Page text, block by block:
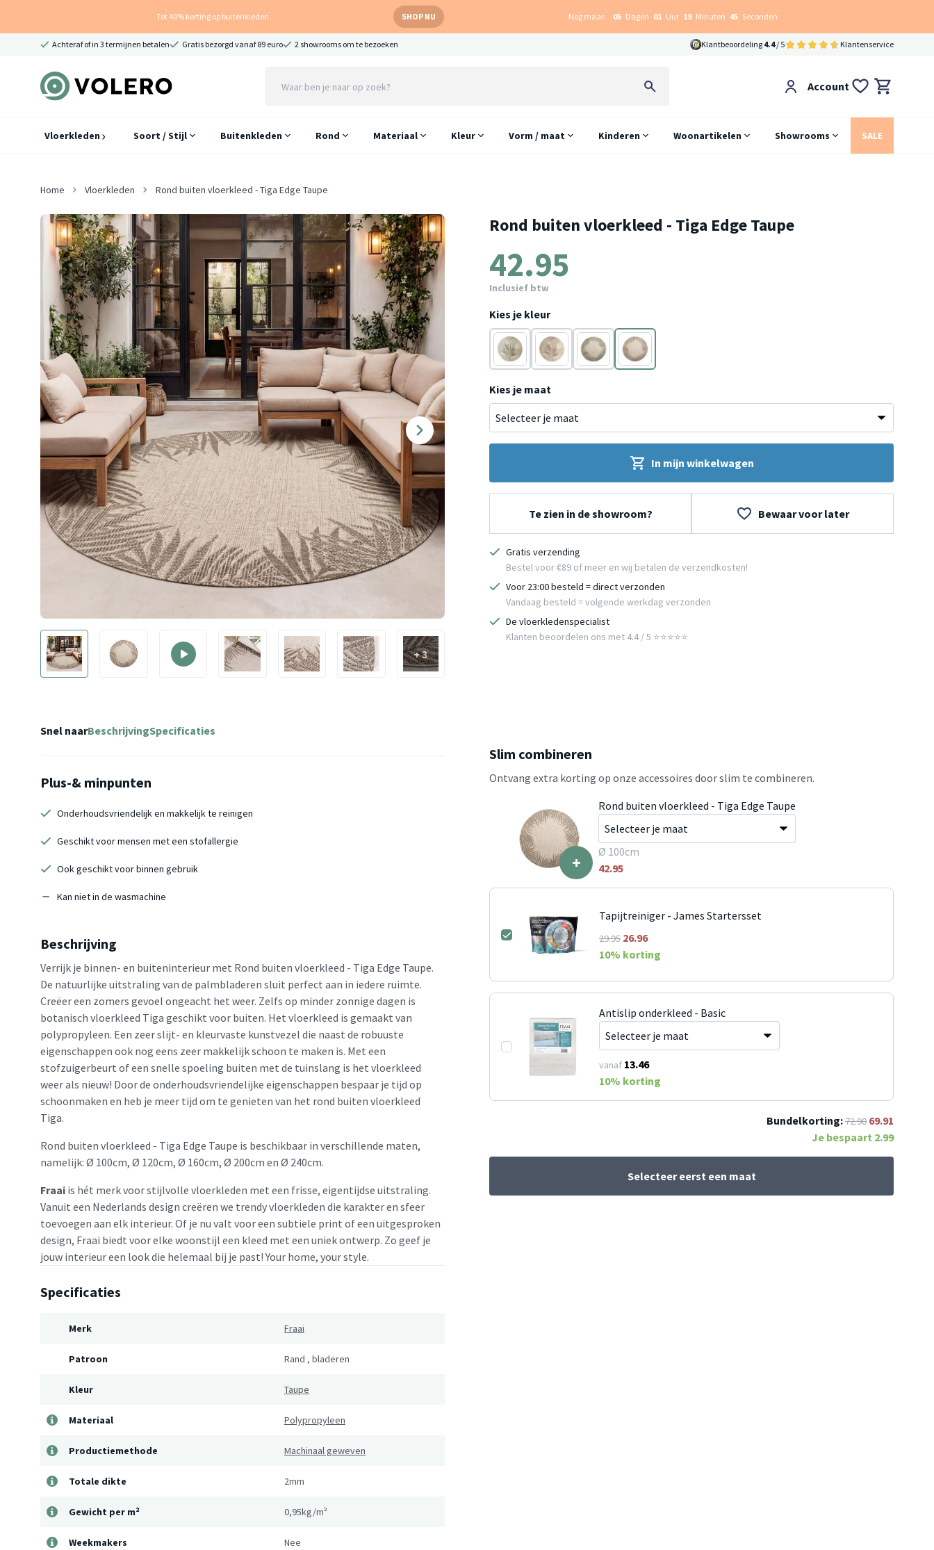
Tot 40% korting op buitenkleden SHOP NU Nog maar: 05 Dagen 01 Uur 19 Minuten 43 Seconden
Achteraf of in 3 termijnen betalen Gratis bezorgd vanaf 89 euro 2 showrooms om te bezoeken Klantbeoordeling 4.4/ 5 Klantenservice
Account
Vloerkleden Soort / Stijl Buitenkleden Rond Materiaal Kleur Vorm / maat Kinderen Woonartikelen Showrooms SALE
Home Vloerkleden Rond buiten vloerkleed - Tiga Edge Taupe
+ 3
Rond buiten vloerkleed - Tiga Edge Taupe
42.95
Inclusief btw
Kies je kleur
Groen Taupe Groen
Taupe
Kies je maat
In mijn winkelwagen
Te zien in de showroom? Bewaar voor later
Gratis verzending
Bestel voor €89 of meer en wij betalen de verzendkosten!
Voor 23:00 besteld = direct verzonden
Vandaag besteld = volgende werkdag verzonden
De vloerkledenspecialist
Klanten beoordelen ons met 4.4 / 5 ⭐⭐⭐⭐⭐
Snel naarBeschrijvingSpecificaties
Plus-& minpunten
Onderhoudsvriendelijk en makkelijk te reinigen
Geschikt voor mensen met een stofallergie
Ook geschikt voor binnen gebruik
Kan niet in de wasmachine
Beschrijving
Verrijk je binnen- en buiteninterieur met Rond buiten vloerkleed - Tiga Edge Taupe.
De natuurlijke uitstraling van de palmbladeren sluit perfect aan in iedere ruimte.
Creëer een zomers gevoel ongeacht het weer. Zelfs op minder zonnige dagen is
botanisch vloerkleed Tiga geschikt voor buiten. Het vloerkleed is gemaakt van
polypropyleen. Een zeer slijt- en kleurvaste kunstvezel die naast de robuuste
eigenschappen ook nog eens zeer makkelijk schoon te maken is. Met een
stofzuigerbeurt of een snelle spoeling buiten met de tuinslang is het vloerkleed
weer als nieuw! Door de onderhoudsvriendelijke eigenschappen bespaar je tijd op
schoonmaken en heb je meer tijd om te genieten van het rond buiten vloerkleed
Tiga.
Rond buiten vloerkleed - Tiga Edge Taupe is beschikbaar in verschillende maten,
namelijk: Ø 100cm, Ø 120cm, Ø 160cm, Ø 200cm en Ø 240cm.
Fraai is hét merk voor stijlvolle vloerkleden met een frisse, eigentijdse uitstraling.
Vanuit een Nederlands design creëren we trendy vloerkleden die karakter en sfeer
toevoegen aan elk interieur. Of je nu valt voor een subtiele print of een uitgesproken
design, Fraai biedt voor elke woonstijl een kleed met een uniek ontwerp. Zo geef je
jouw interieur een look die helemaal bij je past! Your home, your style.
Specificaties
Merk Fraai
Patroon Rand , bladeren
Kleur Taupe
Materiaal Polypropyleen
Productiemethode Machinaal geweven
Totale dikte 2mm
Gewicht per m² 0,95kg/m²
Weekmakers Nee
Slim combineren
Ontvang extra korting op onze accessoires door slim te combineren.
+
Rond buiten vloerkleed - Tiga Edge Taupe
Ø 100cm
42.95
Tapijtreiniger - James Startersset
29.95 26.96
10% korting
Antislip onderkleed - Basic
vanaf 13.46
10% korting
Bundelkorting:72.90 69.91
Je bespaart 2.99
Selecteer eerst een maat